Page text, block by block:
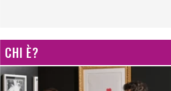
CHI È?